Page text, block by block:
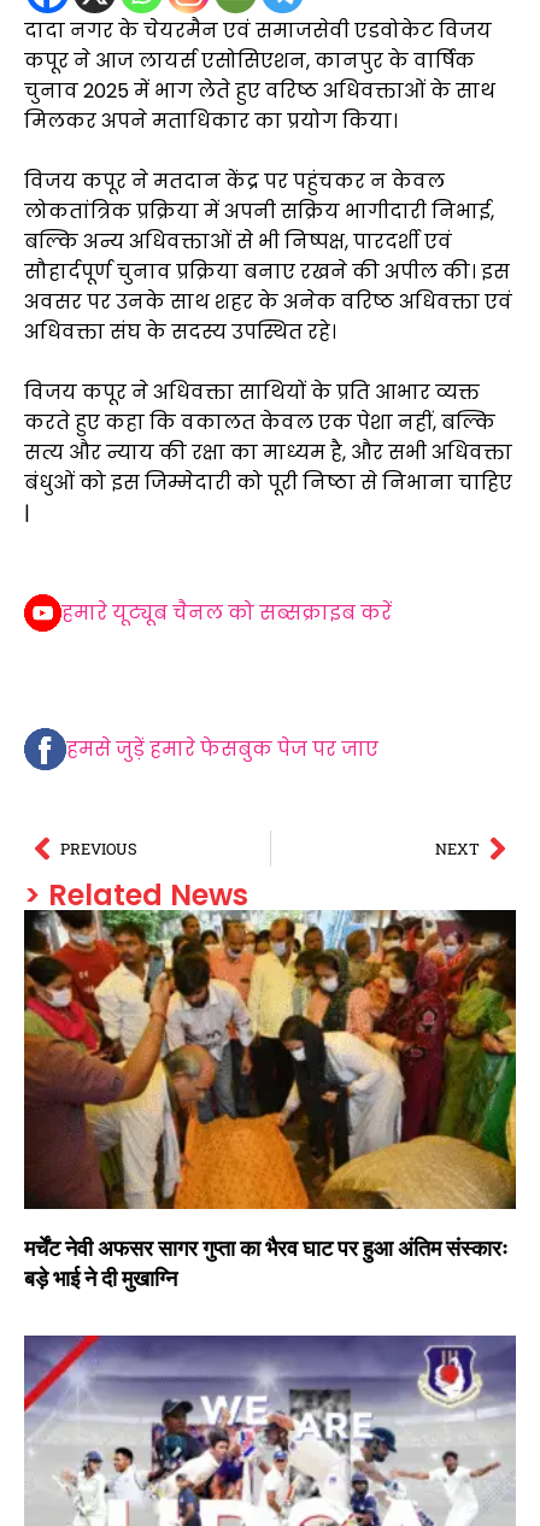
दादा नगर के चेयरमैन एवं समाजसेवी एडवोकेट विजय
कपूर ने आज लायर्स एसोसिएशन, कानपुर के वार्षिक
चुनाव 2025 में भाग लेते हुए वरिष्ठ अधिवक्ताओं के साथ
मिलकर अपने मताधिकार का प्रयोग किया।
विजय कपूर ने मतदान केंद्र पर पहुंचकर न केवल
लोकतांत्रिक प्रक्रिया में अपनी सक्रिय भागीदारी निभाई,
बल्कि अन्य अधिवक्ताओं से भी निष्पक्ष, पारदर्शी एवं
सौहार्दपूर्ण चुनाव प्रक्रिया बनाए रखने की अपील की। इस
अवसर पर उनके साथ शहर के अनेक वरिष्ठ अधिवक्ता एवं
अधिवक्ता संघ के सदस्य उपस्थित रहे।
विजय कपूर ने अधिवक्ता साथियों के प्रति आभार व्यक्त
करते हुए कहा कि वकालत केवल एक पेशा नहीं, बल्कि
सत्य और न्याय की रक्षा का माध्यम है, और सभी अधिवक्ता
बंधुओं को इस जिम्मेदारी को पूरी निष्ठा से निभाना चाहिए
|
हमारे यूट्यूब चैनल को सब्सक्राइब करें
हमसे जुड़ें हमारे फेसबुक पेज पर जाए
PREVIOUS NEXT
> Related News
मर्चेंट नेवी अफसर सागर गुप्ता का भैरव घाट पर हुआ अंतिम संस्कारः
बड़े भाई ने दी मुखाग्नि